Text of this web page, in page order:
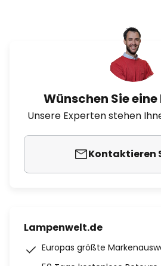
Wünschen Sie
Unsere Experten stehen
Kontaktieren
Lampenwelt.de
Europas größte